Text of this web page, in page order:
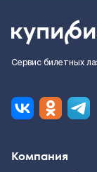
Сервис билетных
Компания